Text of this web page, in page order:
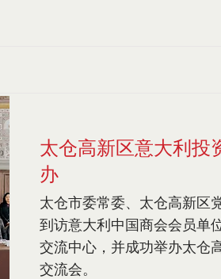
太仓高新区意大利投
办
太仓市委常委、太仓高新区
到访意大利中国商会会员单
交流中心，并成功举办太仓
交流会。